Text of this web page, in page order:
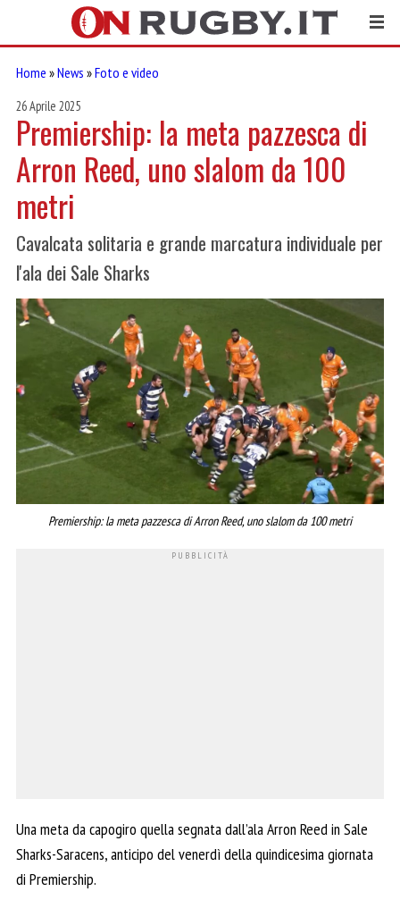
Home »News »Foto e video
26 Aprile 2025
Premiership: la meta pazzesca di
Arron Reed, uno slalom da 100
metri
Cavalcata solitaria e grande marcatura individuale per
l'ala dei Sale Sharks
Premiership: la meta pazzesca di Arron Reed, uno slalom da 100 metri
Una meta da capogiro quella segnata dall’ala Arron Reed in Sale
Sharks-Saracens, anticipo del venerdì della quindicesima giornata
di Premiership.